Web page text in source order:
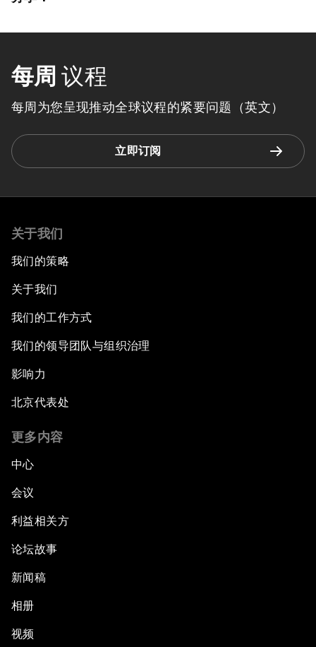
每周 议程
每周为您呈现推动全球议程的紧要问题（英文）
立即订阅
关于我们
我们的策略
关于我们
我们的工作方式
我们的领导团队与组织治理
影响力
北京代表处
更多内容
中心
会议
利益相关方
论坛故事
新闻稿
相册
视频